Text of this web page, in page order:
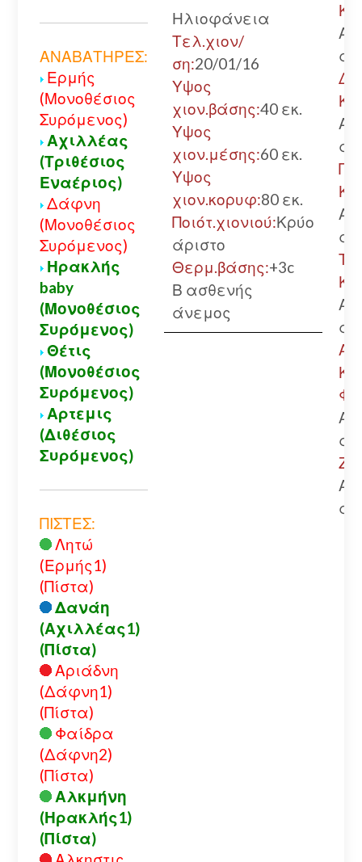
ΑΝΑΒΑΤΗΡΕΣ:
Ερμής
(Μονοθέσιος
Συρόμενος)
Αχιλλέας
(Τριθέσιος
Εναέριος)
Δάφνη
(Μονοθέσιος
Συρόμενος)
Ηρακλής
baby
(Μονοθέσιος
Συρόμενος)
Θέτις
(Μονοθέσιος
Συρόμενος)
Αρτεμις
(Διθέσιος
Συρόμενος)
ΠΙΣΤΕΣ:
Λητώ
(Ερμής1)
(Πίστα)
Δανάη
(Αχιλλέας1)
(Πίστα)
Αριάδνη
(Δάφνη1)
(Πίστα)
Φαίδρα
(Δάφνη2)
(Πίστα)
Αλκμήνη
(Ηρακλής1)
(Πίστα)
Ηλιοφάνεια
Τελ.χιον/
ση:20/01/16
Υψος
χιον.βάσης:40 εκ.
Υψος
χιον.μέσης:60 εκ.
Υψος
χιον.κορυφ:80 εκ.
Ποιότ.χιονιού:Κρύο
άριστο
Θερμ.βάσης:+3c
Β ασθενής
άνεμος